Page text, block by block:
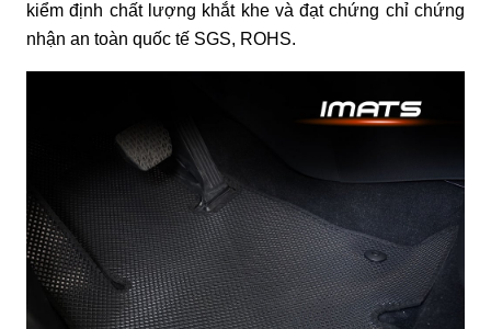
kiểm định chất lượng khắt khe và đạt chứng chỉ chứng
nhận an toàn quốc tế SGS, ROHS.